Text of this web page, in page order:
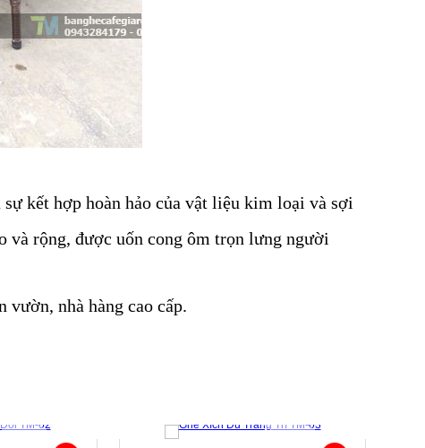
kết hợp hoàn hảo của vật liệu kim loại và sợi
và rộng, được uốn cong ôm trọn lưng người
vườn, nhà hàng cao cấp.